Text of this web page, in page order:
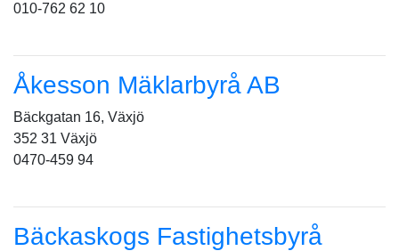
010-762 62 10
Åkesson Mäklarbyrå AB
Bäckgatan 16, Växjö
352 31 Växjö
0470-459 94
Bäckaskogs Fastighetsbyrå